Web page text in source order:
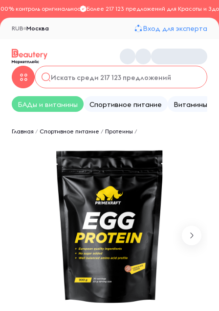
контроль оригинальностиБолее 217 123 предложений для Красоты и
Москва
RUB Вход для эксперта
БАДы и витамины Спортивное питание Витамины
Главная / Спортивное питание / Протеины /